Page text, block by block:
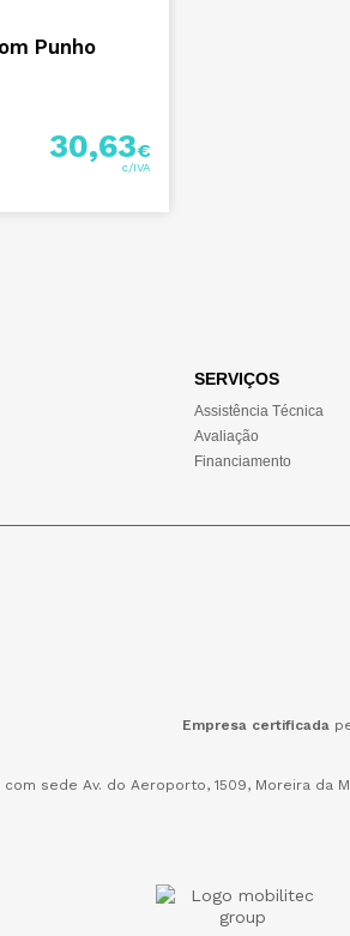
Punho
30,63€
SERVIÇOS
Assistência Técnica
Avaliação
Financiamento
Empresa certificada
com sede Av. do Aeroporto, 1509, Moreira da